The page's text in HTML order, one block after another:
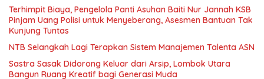
Terhimpit Biaya, Pengelola Panti Asuhan Baiti Nur Jannah KSB
Pinjam Uang Polisi untuk Menyeberang, Asesmen Bantuan Tak
Kunjung Tuntas
NTB Selangkah Lagi Terapkan Sistem Manajemen Talenta ASN
Sastra Sasak Didorong Keluar dari Arsip, Lombok Utara
Bangun Ruang Kreatif bagi Generasi Muda